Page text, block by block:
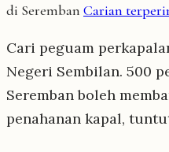
di Seremban Carian
Cari peguam
Negeri Sembilan. 500
Seremban boleh
penahanan kapal,